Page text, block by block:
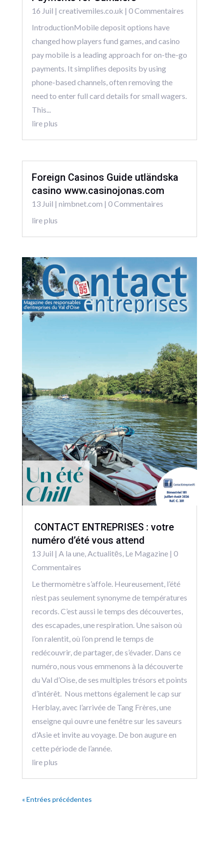
16 Juil | creativemiles.co.uk | 0 Commentaires
IntroductionMobile deposit options have
changed how players fund games, and casino
pay mobile is a leading approach for on-the-go
payments. It simplifies deposits by using
phone-based channels, often removing the
need to enter full card details for small wagers.
This...
lire plus
Foreign Casinos Guide utländska
casino www.casinojonas.com
13 Juil | nimbnet.com | 0 Commentaires
lire plus
CONTACT ENTREPRISES : votre
numéro d’été vous attend
13 Juil | A la une, Actualitēs Le Magazine| 0
Commentaires
Le thermomètre s’affole. Heureusement, l’été
n’est pas seulement synonyme de températures
records. C’est aussi le temps des découvertes,
des escapades, une respiration. Une saison où
l’on ralentit, où l’on prend le temps de
redécouvrir, de partager, de s’évader. Dans ce
numéro, nous vous emmenons à la découverte
du Val d’Oise, de ses multiples trésors et points
d’intérêt. Nous mettons également le cap sur
Herblay, avec l’arrivée de Tang Frères, une
enseigne qui ouvre une fenêtre sur les saveurs
d’Asie et invite au voyage. De bon augure en
cette période de l’année.
lire plus
« Entrées précédentes